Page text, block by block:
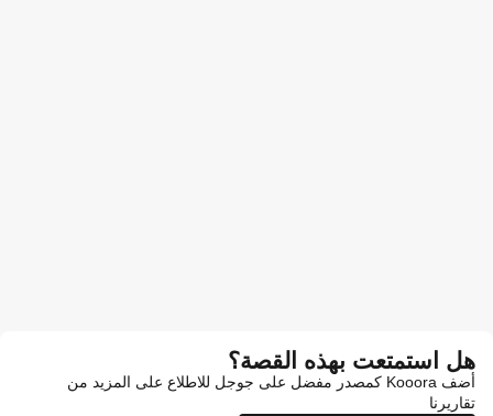
هل استمتعت بهذه القصة؟
أضف Kooora كمصدر مفضل على جوجل للاطلاع على المزيد من
تقاريرنا